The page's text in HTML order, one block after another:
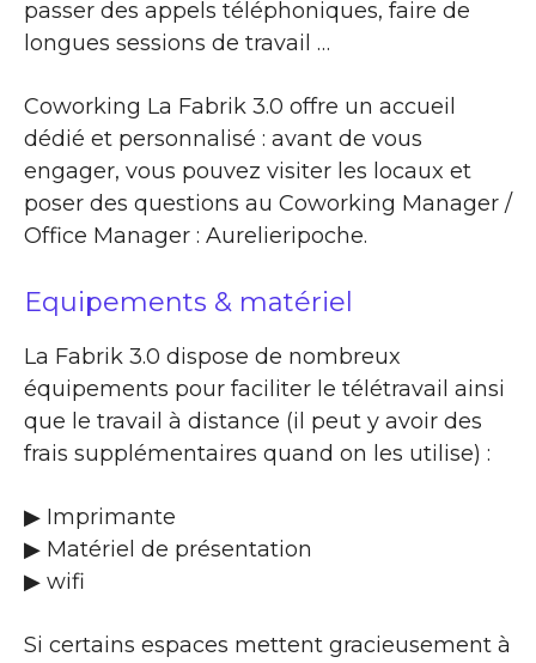
passer des appels téléphoniques, faire de
longues sessions de travail …
Coworking La Fabrik 3.0 offre un accueil
dédié et personnalisé : avant de vous
engager, vous pouvez visiter les locaux et
poser des questions au Coworking Manager /
Office Manager : Aurelieripoche.
Equipements & matériel
La Fabrik 3.0 dispose de nombreux
équipements pour faciliter le télétravail ainsi
que le travail à distance (il peut y avoir des
frais supplémentaires quand on les utilise) :
▶ Imprimante
▶ Matériel de présentation
▶ wifi
Si certains espaces mettent gracieusement à